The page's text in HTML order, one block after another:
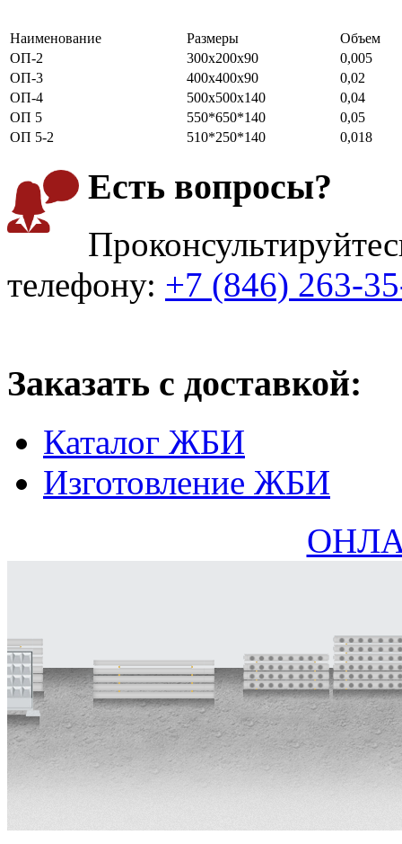
Наименование Размеры
Объем
ОП-2
300х200х90
0,005
ОП-3
400х400х90
0,02
ОП-4
500х500х140
0,04
ОП 5
550*650*140
0,05
ОП 5-2
510*250*140 0,018
Есть вопросы?
телефону: +7 (846) 263-
Заказать с доставкой:
Каталог ЖБИ
Изготовление ЖБИ